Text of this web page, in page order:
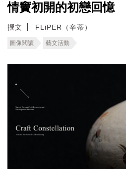
情竇初開的初戀回憶
撰文 FLiPER（辛蒂）
圖像閱讀 藝文活動